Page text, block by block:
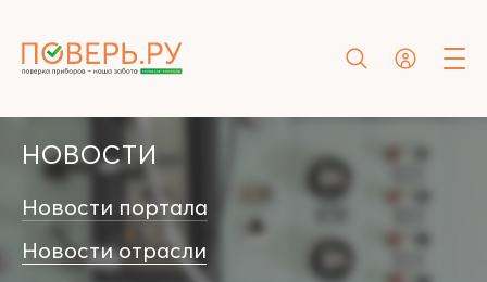
НОВОСТИ
Новости портала
Новости отрасли